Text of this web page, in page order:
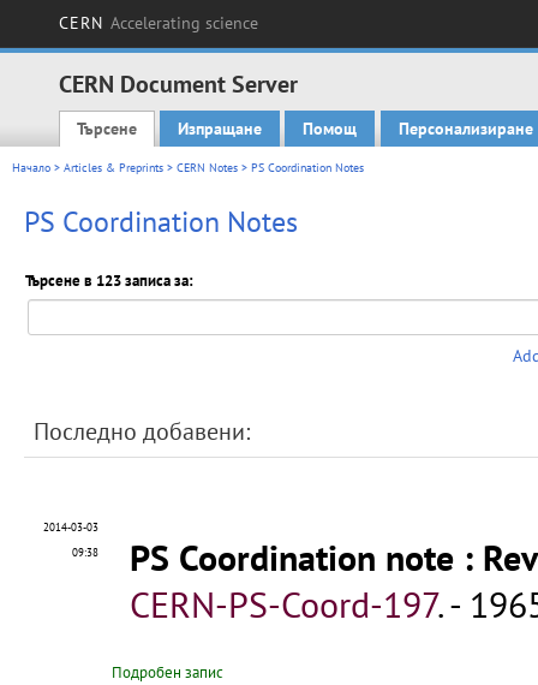
CERN Accelerating science
CERN Document Server
Main menu
Търсене Изпращане Помощ Персонализиране
Начало > Articles & Preprints > CERN Notes > PS Coordination Notes
PS Coordination Notes
Търсене в 123 записа за:
Последно добавени:
2014-03-03
09:38
PS Coordination note :
CERN-PS-Coord-197.-
Подробен запис